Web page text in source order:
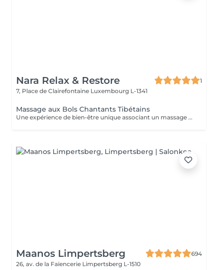
Nara Relax & Restore
1
7, Place de Clairefontaine Luxembourg L-1341
Massage aux Bols Chantants Tibétains
Une expérience de bien-être unique associant un massage doux, des huiles aromatiques et les sons apaisants des bols chantants tibétains. Les vibrations harmonieuses et les tonalités relaxantes créent une atmosphère immersive propice à la détente et à la déconnexion du quotidien.
Maanos Limpertsberg
694
26, av. de la Faïencerie Limpertsberg L-1510